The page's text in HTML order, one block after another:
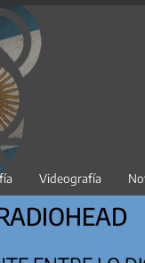
Videografía